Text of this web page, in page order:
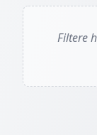
Filtere